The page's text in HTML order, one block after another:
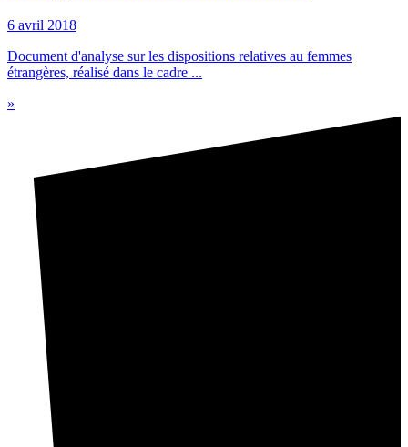
6 avril 2018
Document d'analyse sur les dispositions relatives au femmes
étrangères, réalisé dans le cadre ...
»